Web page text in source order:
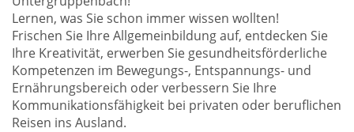
Lernen, was Sie schon immer wissen wollten!
Frischen Sie Ihre Allgemeinbildung auf, entdecken Sie
Ihre Kreativität, erwerben Sie gesundheitsförderliche
Kompetenzen im Bewegungs-, Entspannungs- und
Ernährungsbereich oder verbessern Sie Ihre
Kommunikationsfähigkeit bei privaten oder beruflichen
Reisen ins Ausland.